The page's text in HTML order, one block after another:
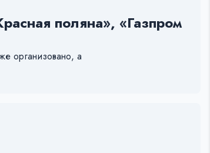
поляна», «Газпром
организовано, а